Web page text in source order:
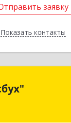
заявку
Показать контакты
заявку
Назад
обл,